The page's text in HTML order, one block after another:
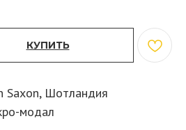
КУПИТЬ
Saxon, Шотландия
модал